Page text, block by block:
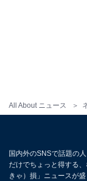
All About ニュース
国内外のSNSで話題の
だけでちょっと得する
きゃ）損」ニュースが盛